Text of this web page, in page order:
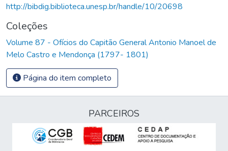
http://bibdig.biblioteca.unesp.br/handle/10/20698
Coleções
Volume 87 - Ofícios do Capitão General Antonio Manoel de
Melo Castro e Mendonça (1797- 1801)
Página do item completo
PARCEIROS